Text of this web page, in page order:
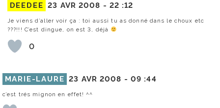
DEEDEE 23 AVR 2008 - 22 :12
Je viens d’aller voir ça : toi aussi tu as donné dans le choux etc
???!!! C’est dingue, on est 3, déjà
0
MARIE-LAURE 23 AVR 2008 - 09 :44
c’est trés mignon en effet! ^^